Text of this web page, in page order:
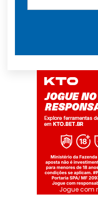
Jogue com